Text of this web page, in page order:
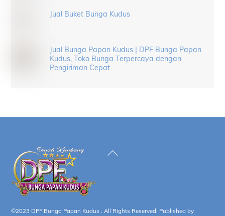
Jual Buket Bunga Kudus
Jual Bunga Papan Kudus | DPF Bunga Papan
Kudus, Toko Bunga Terpercaya dengan
Pengiriman Cepat
Back
©2023 DPF Bunga Papan Kudus . All Rights Reserved. Published by